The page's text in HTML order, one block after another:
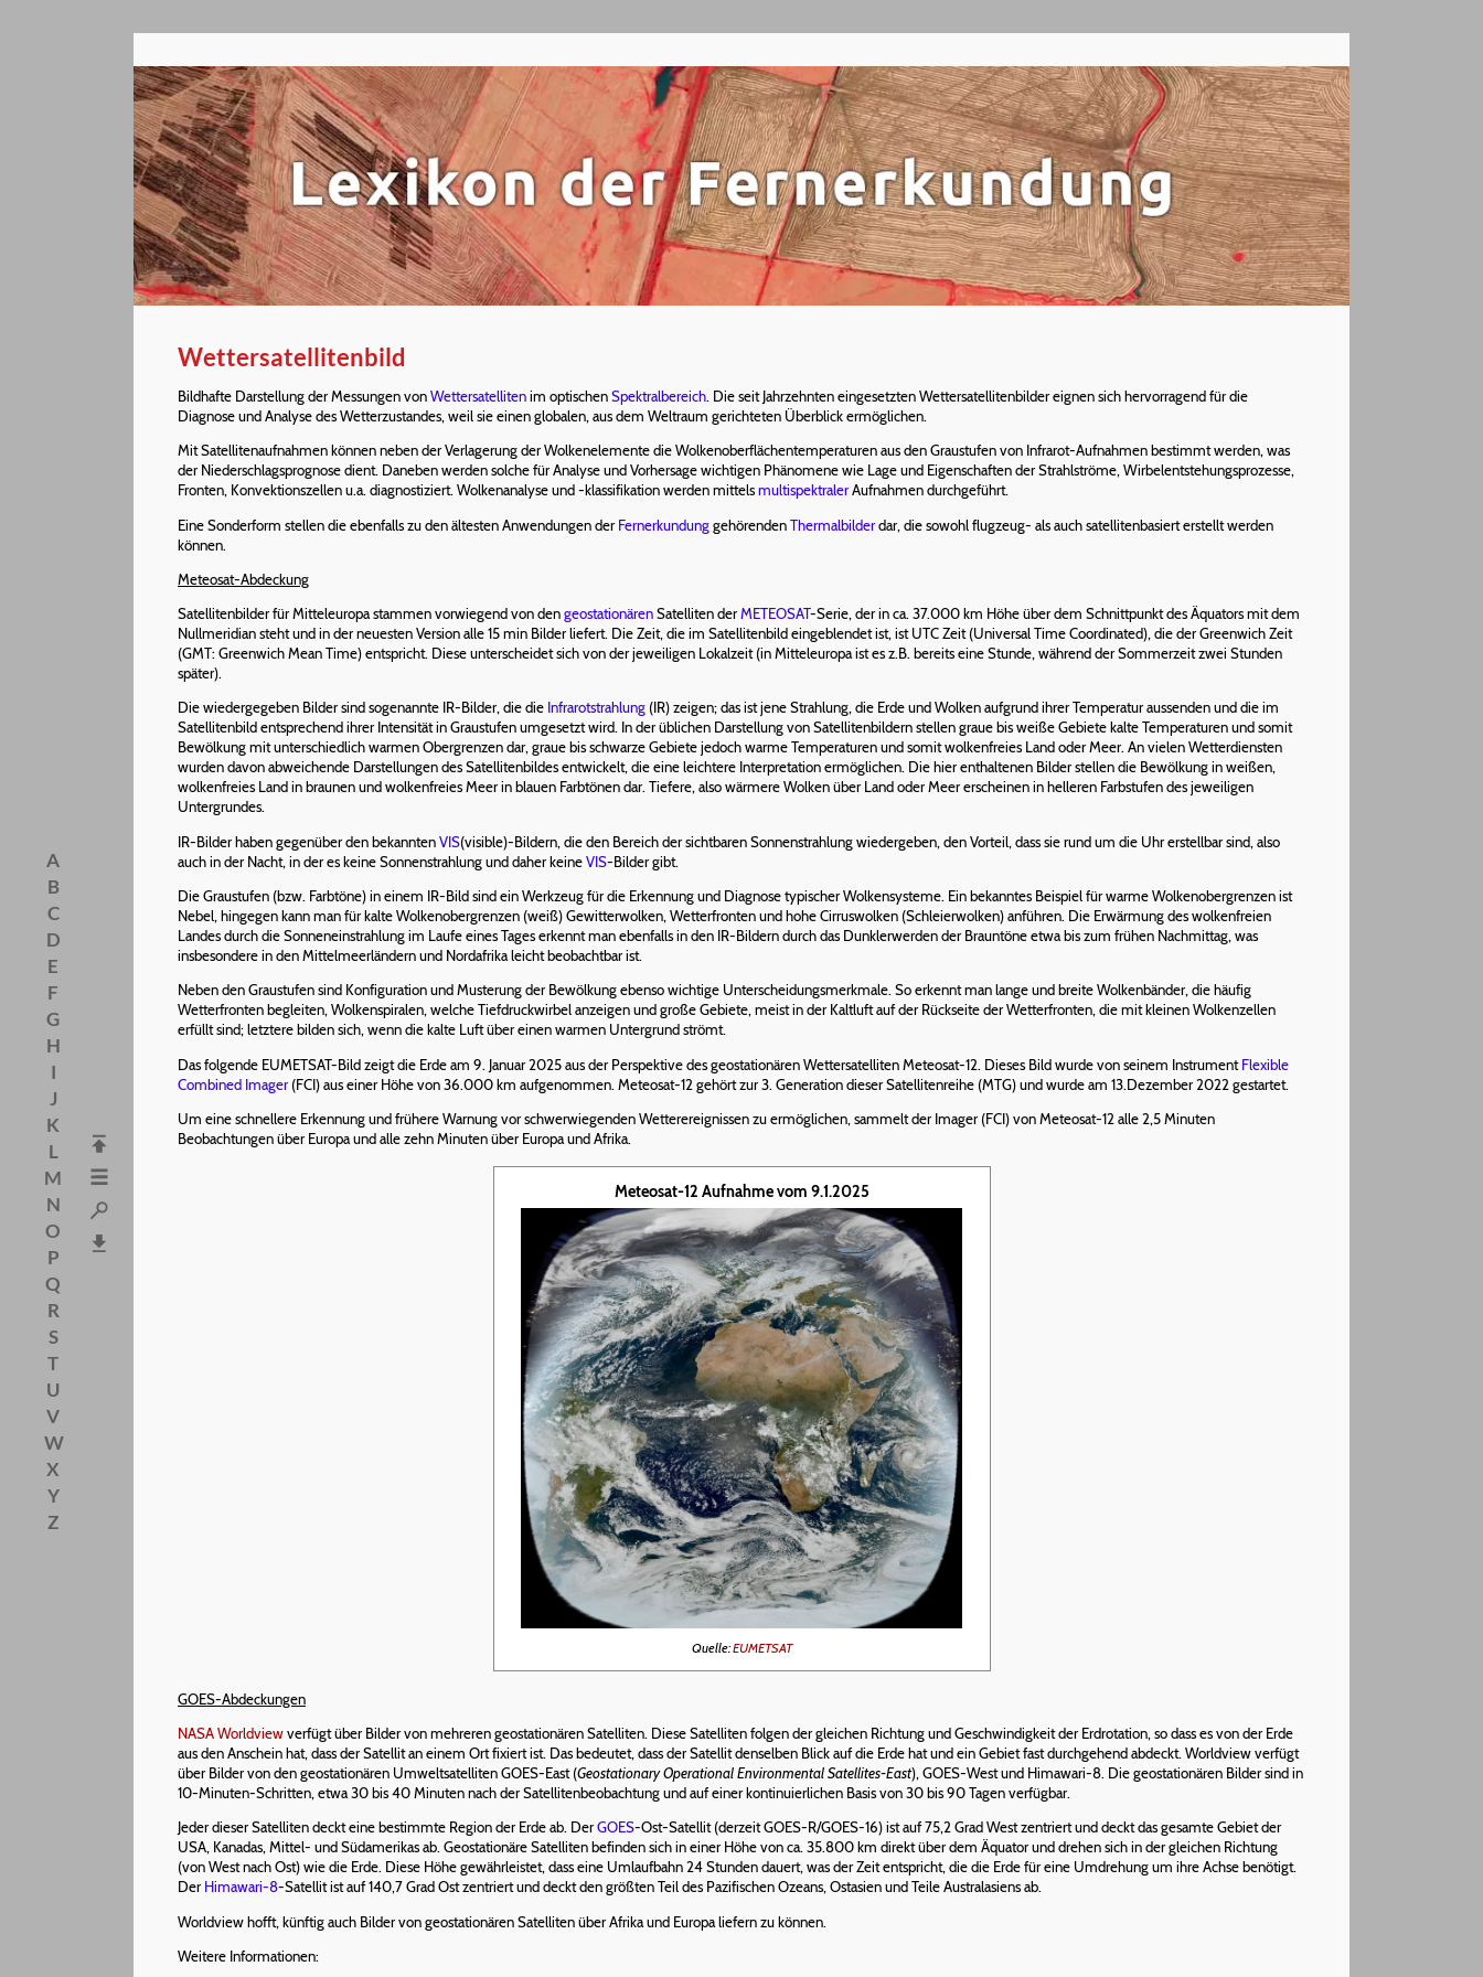
A
B
C
D
E
F
G
H
I
J
K
L
M
N
O
P
Q
R
S
T
U
V
W
X
Y
Z
Wettersatellitenbild
Bildhafte Darstellung der Messungen vonWettersatellitenim optischenSpektralbereich. Die seit Jahrzehnten eingesetzten Wettersatellitenbilder eignen sich hervorragend für die
Diagnose und Analyse des Wetterzustandes, weil sie einen globalen, aus dem Weltraum gerichteten Überblick ermöglichen.
Mit Satellitenaufnahmen können neben der Verlagerung der Wolkenelemente die Wolkenoberflächentemperaturen aus den Graustufen von Infrarot-Aufnahmen bestimmt werden, was
der Niederschlagsprognose dient. Daneben werden solche für Analyse und Vorhersage wichtigen Phänomene wie Lage und Eigenschaften der Strahlströme, Wirbelentstehungsprozesse,
Fronten, Konvektionszellen u.a. diagnostiziert. Wolkenanalyse und -klassifikation werden mittelsmultispektralerAufnahmen durchgeführt.
Eine Sonderform stellen die ebenfalls zu den ältesten Anwendungen derFernerkundunggehörendenThermalbilderdar, die sowohl flugzeug- als auch satellitenbasiert erstellt werden
können.
Meteosat-Abdeckung
Satellitenbilder für Mitteleuropa stammen vorwiegend von dengeostationärenSatelliten derMETEOSAT-Serie, der in ca. 37.000 km Höhe über dem Schnittpunkt des Äquators mit dem
Nullmeridian steht und in der neuesten Version alle 15 min Bilder liefert. Die Zeit, die im Satellitenbild eingeblendet ist, ist UTC Zeit (Universal Time Coordinated), die der Greenwich Zeit
(GMT: Greenwich Mean Time) entspricht. Diese unterscheidet sich von der jeweiligen Lokalzeit (in Mitteleuropa ist es z.B. bereits eine Stunde, während der Sommerzeit zwei Stunden
später).
Die wiedergegeben Bilder sind sogenannte IR-Bilder, die die Infrarotstrahlung (IR) zeigen; das ist jene Strahlung, die Erde und Wolken aufgrund ihrer Temperatur aussenden und die im
Satellitenbild entsprechend ihrer Intensität in Graustufen umgesetzt wird. In der üblichen Darstellung von Satellitenbildern stellen graue bis weiße Gebiete kalte Temperaturen und somit
Bewölkung mit unterschiedlich warmen Obergrenzen dar, graue bis schwarze Gebiete jedoch warme Temperaturen und somit wolkenfreies Land oder Meer. An vielen Wetterdiensten
wurden davon abweichende Darstellungen des Satellitenbildes entwickelt, die eine leichtere Interpretation ermöglichen. Die hier enthaltenen Bilder stellen die Bewölkung in weißen,
wolkenfreies Land in braunen und wolkenfreies Meer in blauen Farbtönen dar. Tiefere, also wärmere Wolken über Land oder Meer erscheinen in helleren Farbstufen des jeweiligen
Untergrundes.
IR-Bilder haben gegenüber den bekanntenVIS(visible)-Bildern, die den Bereich der sichtbaren Sonnenstrahlung wiedergeben, den Vorteil, dass sie rund um die Uhr erstellbar sind, also
auch in der Nacht, in der es keine Sonnenstrahlung und daher keineVIS-Bilder gibt.
Die Graustufen (bzw. Farbtöne) in einem IR-Bild sind ein Werkzeug für die Erkennung und Diagnose typischer Wolkensysteme. Ein bekanntes Beispiel für warme Wolkenobergrenzen ist
Nebel, hingegen kann man für kalte Wolkenobergrenzen (weiß) Gewitterwolken, Wetterfronten und hohe Cirruswolken (Schleierwolken) anführen. Die Erwärmung des wolkenfreien
Landes durch die Sonneneinstrahlung im Laufe eines Tages erkennt man ebenfalls in den IR-Bildern durch das Dunklerwerden der Brauntöne etwa bis zum frühen Nachmittag, was
insbesondere in den Mittelmeerländern und Nordafrika leicht beobachtbar ist.
Neben den Graustufen sind Konfiguration und Musterung der Bewölkung ebenso wichtige Unterscheidungsmerkmale. So erkennt man lange und breite Wolkenbänder, die häufig
Wetterfronten begleiten, Wolkenspiralen, welche Tiefdruckwirbel anzeigen und große Gebiete, meist in der Kaltluft auf der Rückseite der Wetterfronten, die mit kleinen Wolkenzellen
erfüllt sind; letztere bilden sich, wenn die kalte Luft über einen warmen Untergrund strömt.
Das folgende EUMETSAT-Bild zeigt die Erde am 9. Januar 2025 aus der Perspektive des geostationären Wettersatelliten Meteosat-12. Dieses Bild wurde von seinem InstrumentFlexible
Combined Imager(FCI) aus einer Höhe von 36.000 km aufgenommen. Meteosat-12 gehört zur 3. Generation dieser Satellitenreihe (MTG) und wurde am 13.Dezember 2022 gestartet.
Um eine schnellere Erkennung und frühere Warnung vor schwerwiegenden Wetterereignissen zu ermöglichen, sammelt der Imager (FCI) von Meteosat-12 alle 2,5 Minuten
Beobachtungen über Europa und alle zehn Minuten über Europa und Afrika.
Meteosat-12 Aufnahme vom 9.1.2025
Quelle:EUMETSAT
GOES-Abdeckungen
NASA Worldviewverfügt über Bilder von mehreren geostationären Satelliten. Diese Satelliten folgen der gleichen Richtung und Geschwindigkeit der Erdrotation, so dass es von der Erde
aus den Anschein hat, dass der Satellit an einem Ort fixiert ist. Das bedeutet, dass der Satellit denselben Blick auf die Erde hat und ein Gebiet fast durchgehend abdeckt. Worldview verfügt
über Bilder von den geostationären Umweltsatelliten GOES-East (Geostationary Operational Environmental Satellites-East), GOES-West und Himawari-8. Die geostationären Bilder sind in
10-Minuten-Schritten, etwa 30 bis 40 Minuten nach der Satellitenbeobachtung und auf einer kontinuierlichen Basis von 30 bis 90 Tagen verfügbar.
Jeder dieser Satelliten deckt eine bestimmte Region der Erde ab. DerGOES-Ost-Satellit (derzeit GOES-R/GOES-16) ist auf 75,2 Grad West zentriert und deckt das gesamte Gebiet der
USA, Kanadas, Mittel- und Südamerikas ab. Geostationäre Satelliten befinden sich in einer Höhe von ca. 35.800 km direkt über dem Äquator und drehen sich in der gleichen Richtung
(von West nach Ost) wie die Erde. Diese Höhe gewährleistet, dass eine Umlaufbahn 24 Stunden dauert, was der Zeit entspricht, die die Erde für eine Umdrehung um ihre Achse benötigt.
DerHimawari-8-Satellit ist auf 140,7 Grad Ost zentriert und deckt den größten Teil des Pazifischen Ozeans, Ostasien und Teile Australasiens ab.
Worldview hofft, künftig auch Bilder von geostationären Satelliten über Afrika und Europa liefern zu können.
Weitere Informationen: